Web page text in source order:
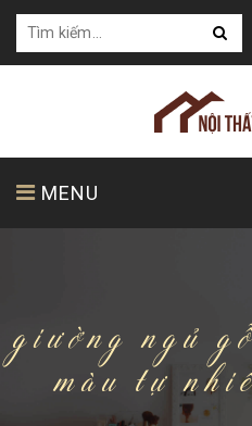
MENU
KHÁCH HÀNG CỦA CHÚNG
giường ngủ
màu tự